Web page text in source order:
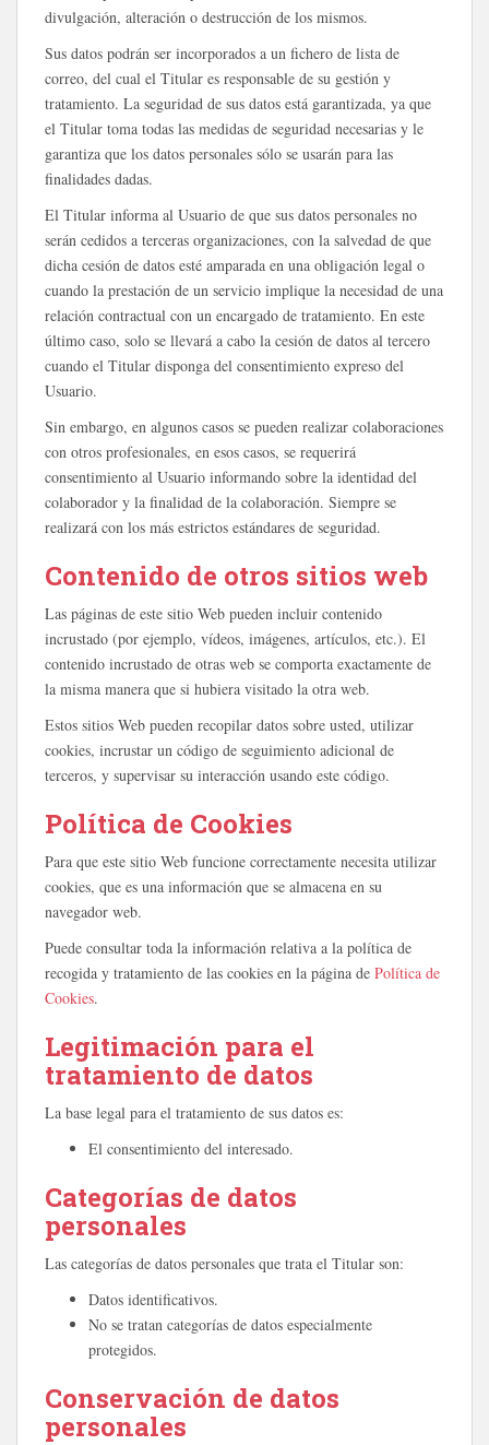
divulgación, alteración o destrucción de los mismos.
Sus datos podrán ser incorporados a un fichero de lista de
correo, del cual el Titular es responsable de su gestión y
tratamiento. La seguridad de sus datos está garantizada, ya que
el Titular toma todas las medidas de seguridad necesarias y le
garantiza que los datos personales sólo se usarán para las
finalidades dadas.
El Titular informa al Usuario de que sus datos personales no
serán cedidos a terceras organizaciones, con la salvedad de que
dicha cesión de datos esté amparada en una obligación legal o
cuando la prestación de un servicio implique la necesidad de una
relación contractual con un encargado de tratamiento. En este
último caso, solo se llevará a cabo la cesión de datos al tercero
cuando el Titular disponga del consentimiento expreso del
Usuario.
Sin embargo, en algunos casos se pueden realizar colaboraciones
con otros profesionales, en esos casos, se requerirá
consentimiento al Usuario informando sobre la identidad del
colaborador y la finalidad de la colaboración. Siempre se
realizará con los más estrictos estándares de seguridad.
Contenido de otros sitios web
Las páginas de este sitio Web pueden incluir contenido
incrustado (por ejemplo, vídeos, imágenes, artículos, etc.). El
contenido incrustado de otras web se comporta exactamente de
la misma manera que si hubiera visitado la otra web.
Estos sitios Web pueden recopilar datos sobre usted, utilizar
cookies, incrustar un código de seguimiento adicional de
terceros, y supervisar su interacción usando este código.
Política de Cookies
Para que este sitio Web funcione correctamente necesita utilizar
cookies, que es una información que se almacena en su
navegador web.
Puede consultar toda la información relativa a la política de
recogida y tratamiento de las cookies en la página de Política de
Cookies.
Legitimación para el
tratamiento de datos
La base legal para el tratamiento de sus datos es:
El consentimiento del interesado.
Categorías de datos
personales
Las categorías de datos personales que trata el Titular son:
Datos identificativos.
No se tratan categorías de datos especialmente
protegidos.
Conservación de datos
personales